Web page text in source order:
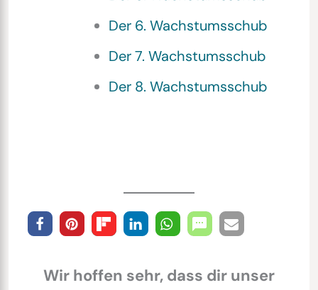
Der 6. Wachstumsschub
Der 7. Wachstumsschub
Der 8. Wachstumsschub
Wir hoffen sehr, dass dir unser